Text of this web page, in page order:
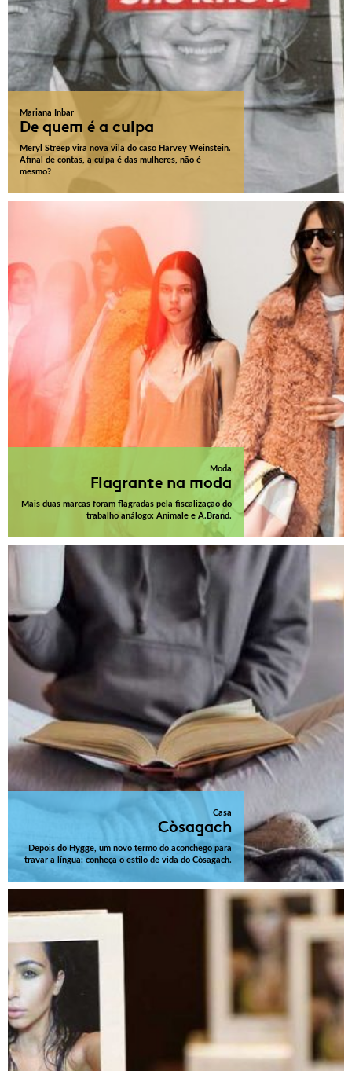
Mariana Inbar
De quem é a culpa
Meryl Streep vira nova vilã do caso Harvey Weinstein.
Afinal de contas, a culpa é das mulheres, não é
mesmo?
Moda
Flagrante na moda
Mais duas marcas foram flagradas pela fiscalização do
trabalho análogo: Animale e A.Brand.
Casa
Còsagach
Depois do Hygge, um novo termo do aconchego para
travar a língua: conheça o estilo de vida do Còsagach.